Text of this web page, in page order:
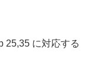
25,35 に対応する